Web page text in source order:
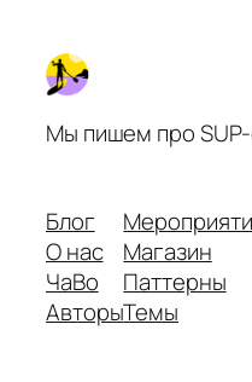
Мы пишем про
Блог
О нас
ЧаВо
Авторы
Магазин
Паттерны
Темы